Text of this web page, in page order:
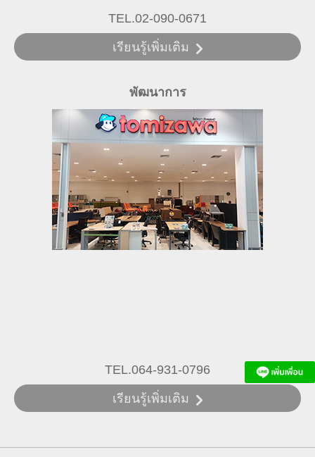
TEL.02-090-0671
เรียนรู้เพิ่มเติม
พัฒนาการ
TEL.064-931-0796
เรียนรู้เพิ่มเติม